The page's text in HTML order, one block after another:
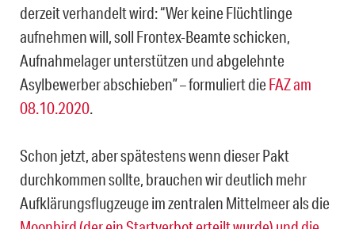
derzeit verhandelt wird: “Wer keine Flüchtlinge
aufnehmen will, soll Frontex-Beamte schicken,
Aufnahmelager unterstützen und abgelehnte
Asylbewerber abschieben” – formuliert dieFAZ am
08.10.2020.
Schon jetzt, aber spätestens wenn dieser Pakt
durchkommen sollte, brauchen wir deutlich mehr
Aufklärungsflugzeuge im zentralen Mittelmeer als die